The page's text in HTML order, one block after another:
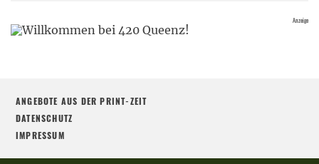
ANGEBOTE AUS DER PRINT-ZEIT
DATENSCHUTZ
IMPRESSUM